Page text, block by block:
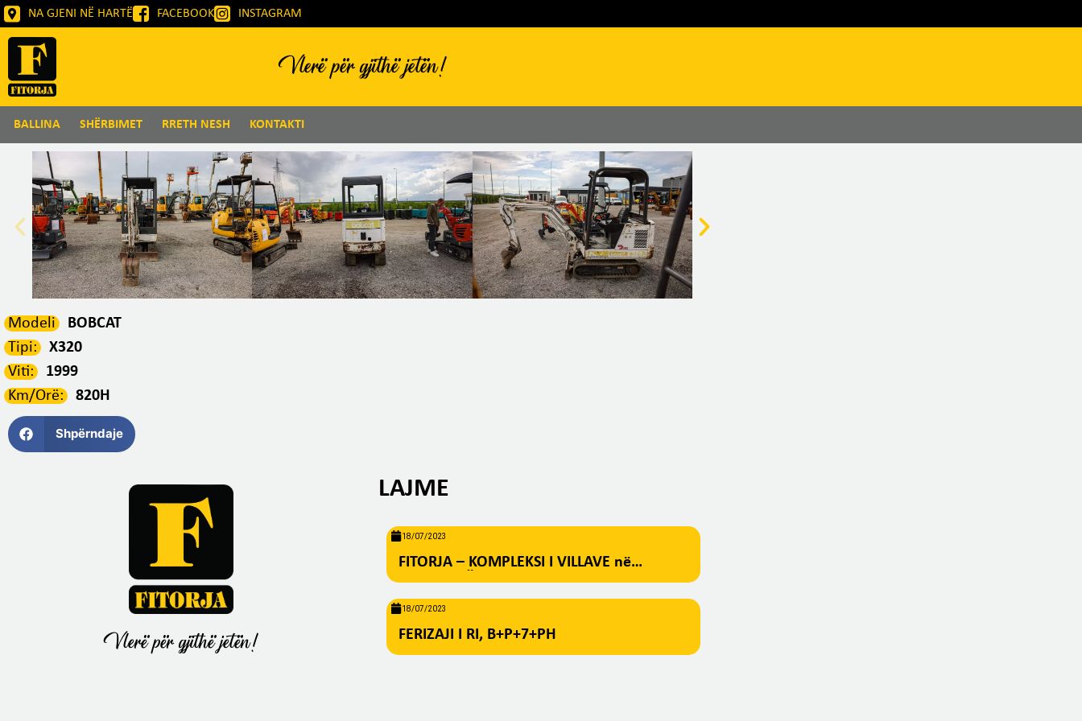
NA GJENI NË HARTË FACEBOOK INSTAGRAM
Vlerë për gjithë jetën!
BALLINA SHËRBIMET RRETH NESH KONTAKTI
Modeli
BOBCAT
Tipi:
X320
Viti:
1999
Km/Orë:
820H
Shpërndaje
Vlerë për gjithë jetën!
LAJME
18/07/2023
FITORJA – KOMPLEKSI I VILLAVE në
18/07/2023
FERIZAJI I RI, B+P+7+PH